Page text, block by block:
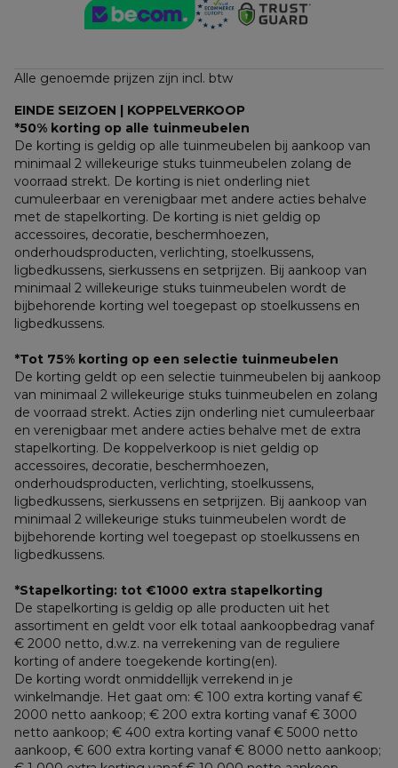
Alle genoemde prijzen zijn incl. btw
EINDE SEIZOEN | KOPPELVERKOOP
*50% korting op alle tuinmeubelen
De korting is geldig op alle tuinmeubelen bij aankoop van
minimaal 2 willekeurige stuks tuinmeubelen zolang de
voorraad strekt. De korting is niet onderling niet
cumuleerbaar en verenigbaar met andere acties behalve
met de stapelkorting. De korting is niet geldig op
accessoires, decoratie, beschermhoezen,
onderhoudsproducten, verlichting, stoelkussens,
ligbedkussens, sierkussens en setprijzen. Bij aankoop van
minimaal 2 willekeurige stuks tuinmeubelen wordt de
bijbehorende korting wel toegepast op stoelkussens en
ligbedkussens.
*Tot 75% korting op een selectie tuinmeubelen
De korting geldt op een selectie tuinmeubelen bij aankoop
van minimaal 2 willekeurige stuks tuinmeubelen en zolang
de voorraad strekt. Acties zijn onderling niet cumuleerbaar
en verenigbaar met andere acties behalve met de extra
stapelkorting. De koppelverkoop is niet geldig op
accessoires, decoratie, beschermhoezen,
onderhoudsproducten, verlichting, stoelkussens,
ligbedkussens, sierkussens en setprijzen. Bij aankoop van
minimaal 2 willekeurige stuks tuinmeubelen wordt de
bijbehorende korting wel toegepast op stoelkussens en
ligbedkussens.
*Stapelkorting: tot €1000 extra stapelkorting
De stapelkorting is geldig op alle producten uit het
assortiment en geldt voor elk totaal aankoopbedrag vanaf
€ 2000 netto, d.w.z. na verrekening van de reguliere
korting of andere toegekende korting(en).
De korting wordt onmiddellijk verrekend in je
winkelmandje. Het gaat om: € 100 extra korting vanaf €
2000 netto aankoop; € 200 extra korting vanaf € 3000
netto aankoop; € 400 extra korting vanaf € 5000 netto
aankoop, € 600 extra korting vanaf € 8000 netto aankoop;